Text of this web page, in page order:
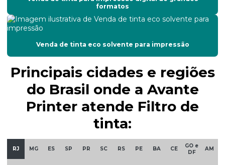
Custo da manutenção corretiva
Empresa de manutenção de impressoras
Empresas de manutenção preventiva e corretiva
Filtro de tinta para impressoras
Impressão de adesivos para carros
Impressão em materiais diversos
Impressão de rótulos personalizados
formatos
Venda de tinta eco solvente para impressão
Principais cidades e regiões
do Brasil onde a Avante
Printer atende Filtro de
tinta:
RJ MG ES SP PR SC RS PE BA CE
GO e
DF
AM